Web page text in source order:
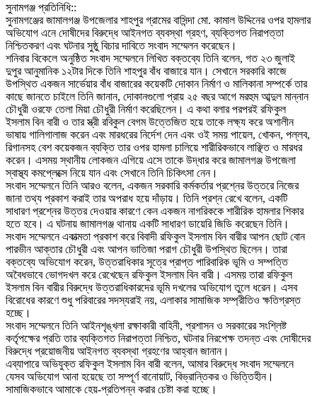
‎সুনামগঞ্জ প্রতিনিধি::
‎সুনামগঞ্জের জামালগঞ্জ উপজেলার শাহপুর গ্রামের বাসিন্দা মো. কামাল উদ্দিনের ওপর হামলার
অভিযোগ এনে দোষীদের বিরুদ্ধে আইনগত ব্যবস্থা গ্রহণ, ব্যক্তিগত নিরাপত্তা
নিশ্চিতকরণ এবং ঘটনার সুষ্ঠু বিচার দাবিতে সংবাদ সম্মেলন করেছেন।
‎শনিবার বিকেলে অনুষ্ঠিত সংবাদ সম্মেলনে লিখিত বক্তব্যে তিনি বলেন, গত ২৩ জুলাই
দুপুর আনুমানিক ১২টার দিকে তিনি শাহপুর বাঁধ বাজারে যান। সেখানে সরকারি কাজে
উপস্থিত একজন সার্ভেয়ার বাঁধ বাজারের কয়েকটি দোকান নির্মাণ ও মালিকানা সম্পর্কে তার
কাছে জানতে চাইলে তিনি জানান, দোকানগুলো প্রায় ২৫ বছর আগে মরহুম আব্দুল মান্নান
চৌধুরী ওরফে তেলা মিয়া চৌধুরী নির্মাণ করেছিলেন। এ কথা বলার পরপরই রফিকুল
ইসলাম বিন বারী ও তার স্ত্রী রবিকুল বেগম উত্তেজিত হয়ে তাকে লক্ষ্য করে অশালীন
ভাষায় গালিগালাজ করেন এবং মারধরের নির্দেশ দেন এবং ওই সময় পায়েল, খোকন, পল্লব,
রিগানসহ বেশ কয়েকজন ব্যক্তি তার ওপর হামলা চালিয়ে শারীরিকভাবে লাঞ্ছিত ও মারধর
করেন। এসময় স্থানীয় লোকজন এগিয়ে এসে তাকে উদ্ধার করে জামালগঞ্জ উপজেলা
স্বাস্থ্য কমপ্লেক্সে নিয়ে যান এবং সেখানে তিনি চিকিৎসা নেন।
‎সংবাদ সম্মেলনে তিনি আরও বলেন, একজন সরকারি কর্মকর্তার প্রশ্নের উত্তরে নিজের
জানা তথ্য প্রকাশ করাই তার অপরাধ হয়ে দাঁড়ায়। তিনি প্রশ্ন রেখে বলেন, একটি
সাধারণ প্রশ্নের উত্তর দেওয়ার কারণে কেন একজন নাগরিককে শারীরিক হামলার শিকার
হতে হবে। এ ঘটনায় জামালগঞ্জ থানায় একটি সাধারণ ডায়েরি জিডি করেছেন তিনি।
‎সংবাদ সম্মেলনে একাত্মতা প্রকাশ করে বিবাদী রফিকুল ইসলাম বিন বারীর আপন ছোট বোন
পারভীন আক্তার চৌধুরী এবং আপন ভাতিজা পরাগ চৌধুরী উপস্থিত ছিলেন। তারা
বক্তব্যে অভিযোগ করেন, উত্তরাধিকার সূত্রে প্রাপ্ত পারিবারিক ভূমি ও সম্পত্তি
অবৈধভাবে ভোগদখল করে রেখেছেন রফিকুল ইসলাম বিন বারী। এসময় তারা রফিকুল
ইসলাম বিন বারীর বিরুদ্ধে উত্তরাধিকারদের ভূমি দখলের অভিযোগ তুলে ধরেন। এসব
বিরোধের কারণে শুধু পরিবারের সদস্যরাই নয়, এলাকার সামাজিক সম্প্রীতিও ক্ষতিগ্রস্ত
হচ্ছে।
‎সংবাদ সম্মেলনে তিনি আইনশৃঙ্খলা রক্ষাকারী বাহিনী, প্রশাসন ও সরকারের সংশ্লিষ্ট
কর্তৃপক্ষের প্রতি তার ব্যক্তিগত নিরাপত্তা নিশ্চিত, ঘটনার নিরপেক্ষ তদন্ত এবং দোষীদের
বিরুদ্ধে প্রয়োজনীয় আইনগত ব্যবস্থা গ্রহণের আহ্বান জানান।
‎এব্যাপারে অভিযুক্ত রফিকুল ইসলাম বিন বারী বলেন, আমার বিরুদ্ধে সংবাদ সম্মেলনে
যেসব অভিযোগ আনা হয়েছে তা সম্পূর্ণ বানোয়াট, বিভ্রান্তিকর ও ভিত্তিহীন।
সামাজিকভাবে আমাকে হেয়-প্রতিপন্ন করার চেষ্টা করা হচ্ছে।